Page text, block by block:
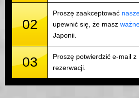
02
Proszę zaakceptować
upewnić się, że masz
Japonii.
03
Proszę potwierdzić e-mail z
rezerwacji.